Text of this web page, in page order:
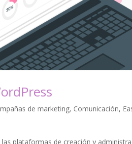
de marketing, Comunicación,
plataformas de creación y